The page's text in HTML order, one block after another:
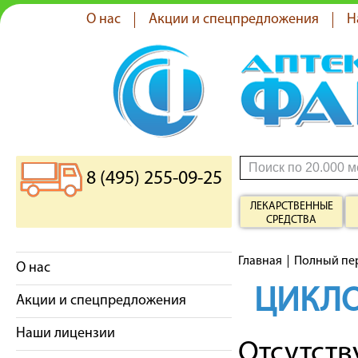
О нас Акции и спецпредложения
8 (495) 255-09-25
ЛЕКАРСТВЕННЫЕ
СРЕДСТВА
О нас
Акции и спецпредложения
Наши лицензии
Главная Полный